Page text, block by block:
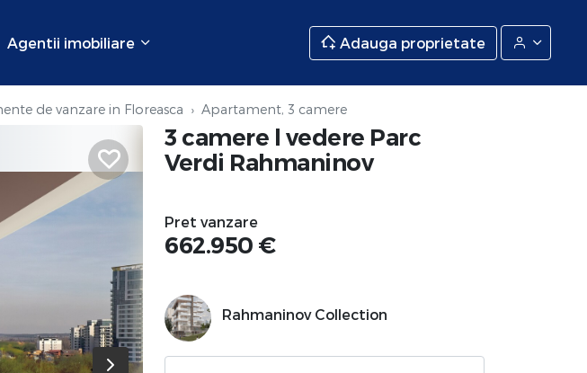
Agentii imobiliare Adauga proprietate
de vanzare in Floreasca Apartament, 3 camere
3 camere l vedere Parc
Verdi Rahmaninov
Pret vanzare
662.950 €
Rahmaninov Collection